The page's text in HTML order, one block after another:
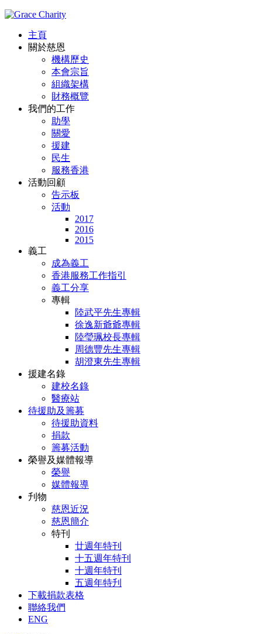
主頁
關於慈恩
機構歷史
本會宗旨
組織架構
財務概覽
我們的工作
助學
關愛
援建
民生
服務香港
活動回顧
告示板
活動
2017
2016
2015
義工
成為義工
香港服務工作指引
義工分享
專輯
陸武平先生專輯
徐逸新爺爺專輯
陸瑩珮校長專輯
周德豐先生專輯
胡澄東先生專輯
援建名錄
建校名錄
醫療站
待援助及籌募
待援助資料
捐款
籌募活動
榮譽及媒體報導
榮譽
媒體報導
刋物
慈恩近況
慈恩簡介
特刊
廿週年特刊
十五週年特刊
十週年特刊
五週年特刋
下載捐款表格
聯絡我們
ENG